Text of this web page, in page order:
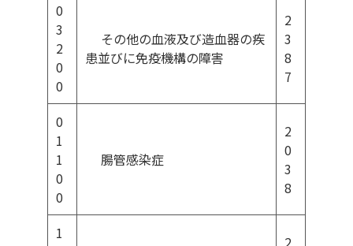
0
3
2
0
0
その他の血液及び造血器の疾
患並びに免疫機構の障害
2
3
8
7
0
1
1
0
0
腸管感染症
2
0
3
8
1